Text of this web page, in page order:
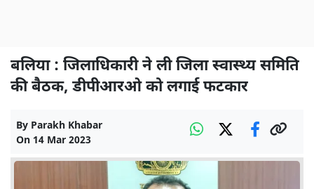
बलिया : जिलाधिकारी ने ली जिला स्वास्थ्य समिति
की बैठक, डीपीआरओ को लगाई फटकार
By Parakh Khabar
On 14 Mar 2023